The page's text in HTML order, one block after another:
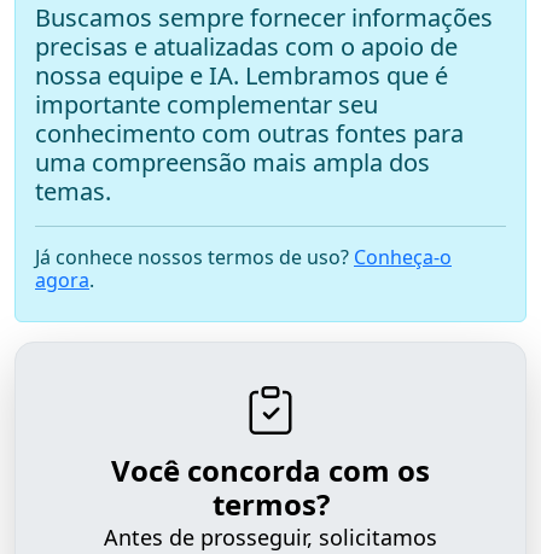
Buscamos sempre fornecer informações
precisas e atualizadas com o apoio de
nossa equipe e IA. Lembramos que é
importante complementar seu
conhecimento com outras fontes para
uma compreensão mais ampla dos
temas.
Já conhece nossos termos de uso? Conheça-o
agora.
Você concorda com os
termos?
Antes de prosseguir, solicitamos